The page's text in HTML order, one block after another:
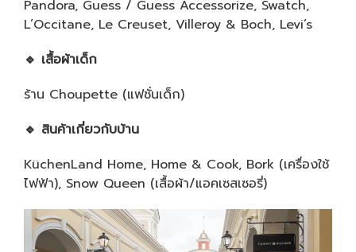
Pandora, Guess / Guess Accessorize, Swatch,
L’Occitane, Le Creuset, Villeroy & Boch, Levi’s
🔹 เสื้อผ้าเด็ก
ร้าน Choupette (แฟชั่นเด็ก)
🔹 สินค้าเกี่ยวกับบ้าน
KüchenLand Home, Home & Cook, Bork (เครื่องใช้
ไฟฟ้า), Snow Queen (เสื้อผ้า/แอคเซสเซอรี่)